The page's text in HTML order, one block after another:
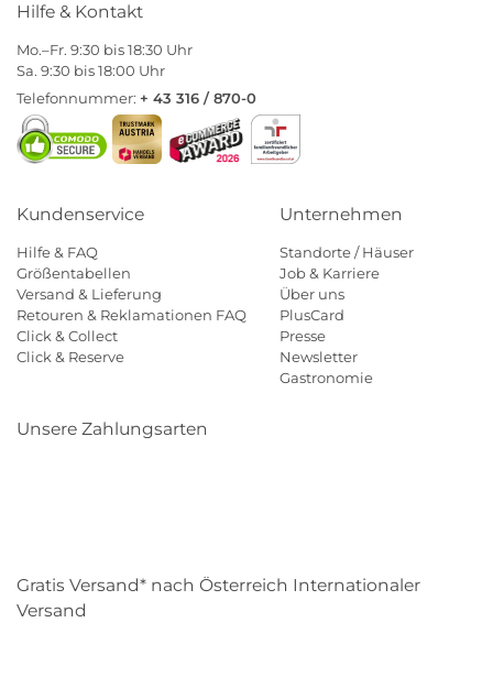
Hilfe & Kontakt
Mo.–Fr. 9:30 bis 18:30 Uhr
Sa. 9:30 bis 18:00 Uhr
Telefonnummer: + 43 316 / 870-0
Kundenservice
Hilfe & FAQ
Größentabellen
Versand & Lieferung
Retouren & Reklamationen FAQ
Click & Collect
Click & Reserve
Unternehmen
Standorte / Häuser
Job & Karriere
Über uns
PlusCard
Presse
Newsletter
Gastronomie
Unsere Zahlungsarten
Gratis Versand* nach Österreich Internationaler
Versand